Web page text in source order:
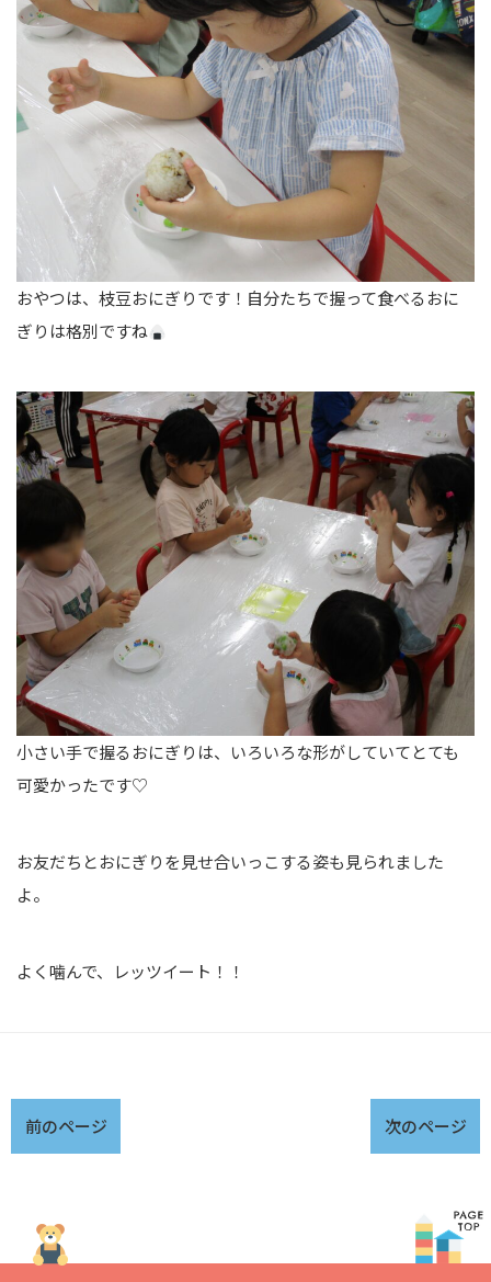
おやつは、枝豆おにぎりです！自分たちで握って食べるおに
ぎりは格別ですね
小さい手で握るおにぎりは、いろいろな形がしていてとても
可愛かったです♡
お友だちとおにぎりを見せ合いっこする姿も見られました
よ。
よく噛んで、レッツイート！！
前のページ 次のページ